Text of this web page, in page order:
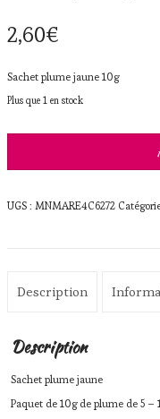
2,60€
Sachet plume jaune 10g
Plus que 1 en stock
UGS : MNMARE4C6272
Description
Description
Sachet plume jaune
Paquet de 10g de plume de 5 –